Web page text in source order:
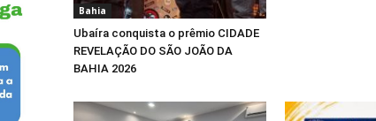
Bahia
Ubaíra conquista o prêmio CIDADE
REVELAÇÃO DO SÃO JOÃO DA
BAHIA 2026